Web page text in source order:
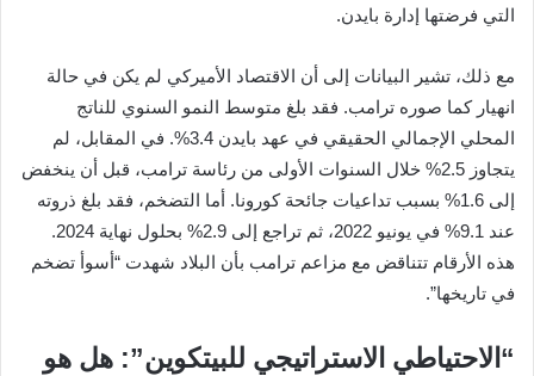
التي فرضتها إدارة بايدن.
مع ذلك، تشير البيانات إلى أن الاقتصاد الأميركي لم يكن في حالة
انهيار كما صوره ترامب. فقد بلغ متوسط النمو السنوي للناتج
المحلي الإجمالي الحقيقي في عهد بايدن 3.4%. في المقابل، لم
يتجاوز 2.5% خلال السنوات الأولى من رئاسة ترامب، قبل أن ينخفض
إلى 1.6% بسبب تداعيات جائحة كورونا. أما التضخم، فقد بلغ ذروته
عند 9.1% في يونيو 2022، ثم تراجع إلى 2.9% بحلول نهاية 2024.
هذه الأرقام تتناقض مع مزاعم ترامب بأن البلاد شهدت “أسوأ تضخم
في تاريخها”.
“الاحتياطي الاستراتيجي للبيتكوين”: هل هو